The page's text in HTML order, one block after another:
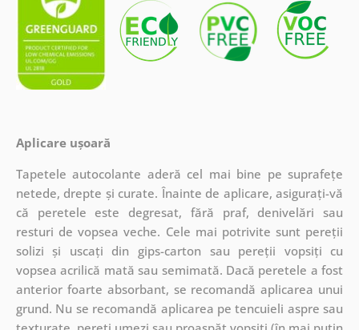
Aplicare ușoară
Tapetele autocolante aderă cel mai bine pe suprafețe
netede, drepte și curate. Înainte de aplicare, asigurați-vă
că peretele este degresat, fără praf, denivelări sau
resturi de vopsea veche. Cele mai potrivite sunt pereții
solizi și uscați din gips-carton sau pereții vopsiți cu
vopsea acrilică mată sau semimată. Dacă peretele a fost
anterior foarte absorbant, se recomandă aplicarea unui
grund. Nu se recomandă aplicarea pe tencuieli aspre sau